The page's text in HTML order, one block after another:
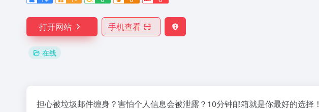
打开网站 手机查看
在线
担心被垃圾邮件缠身？害怕个人信息会被泄露？10分钟邮箱就是你最好的选择！